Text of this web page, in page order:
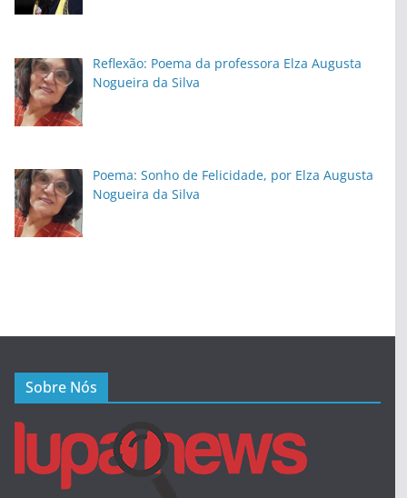
Reflexão: Poema da professora Elza Augusta
Nogueira da Silva
Poema: Sonho de Felicidade, por Elza Augusta
Nogueira da Silva
Sobre Nós